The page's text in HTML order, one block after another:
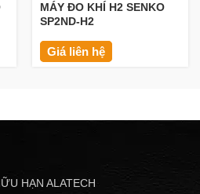
MÁY ĐO KHÍ H2 SENKO
SP2ND-H2
Giá liên hệ
HẠN ALATECH